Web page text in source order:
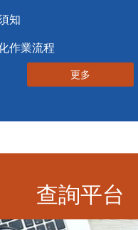
知
作業流程
更多
查詢平台